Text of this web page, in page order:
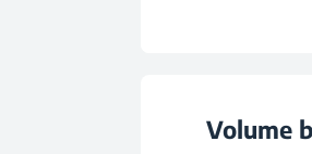
Volume